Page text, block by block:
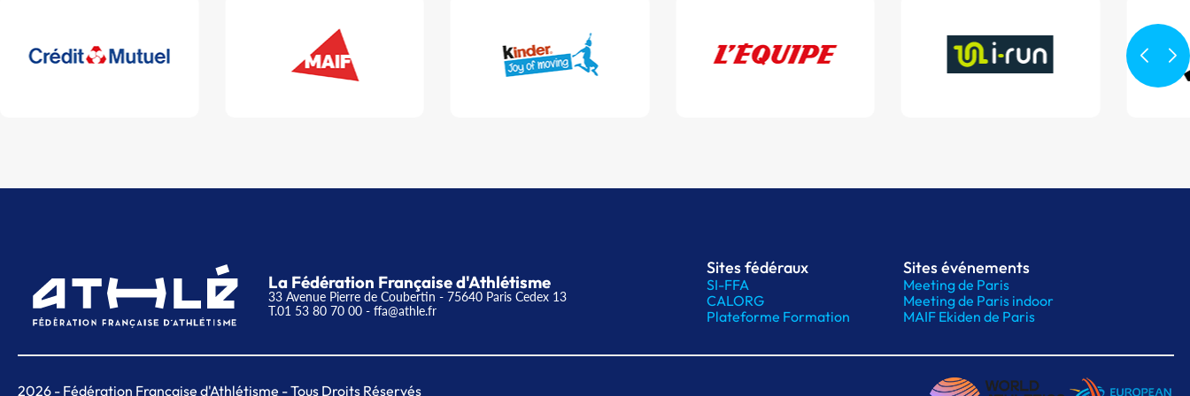
La Fédération Française d'Athlétisme
33 Avenue Pierre de Coubertin - 75640 Paris Cedex 13
T.01 53 80 70 00 - ffa@athle.fr
Sites fédéraux
SI-FFA
CALORG
Plateforme Formation
Sites événements
Meeting de Paris
Meeting de Paris indoor
MAIF Ekiden de Paris
2026 - Fédération Française d'Athlétisme - Tous Droits Réservés